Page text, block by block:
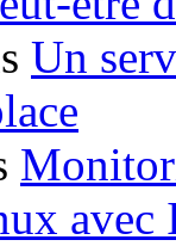
Un
avec